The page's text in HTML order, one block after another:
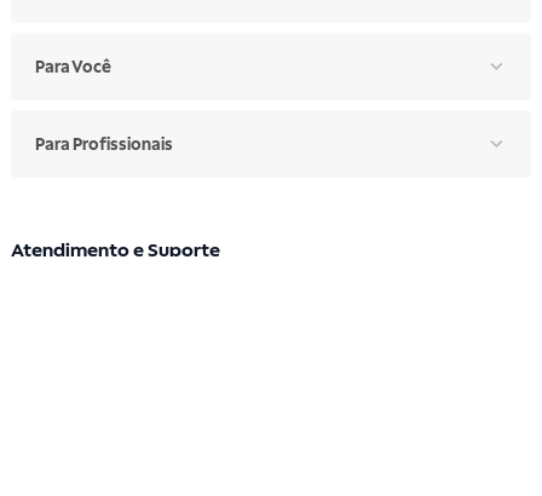
Para Você
Para Profissionais
Atendimento e Suporte